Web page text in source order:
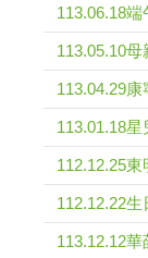
113.06.18端
113.05.10母
113.04.29康
113.01.18
112.12.25
112.12.22生
113.12.12華